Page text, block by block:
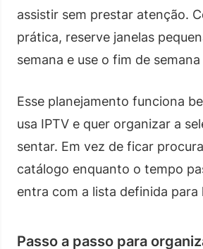
assistir sem prestar atenção.
prática, reserve janelas
semana e use o fim de
Esse planejamento funciona
usa IPTV e quer organizar a
sentar. Em vez de ficar
catálogo enquanto o tempo
entra com a lista definida para
Passo a passo para